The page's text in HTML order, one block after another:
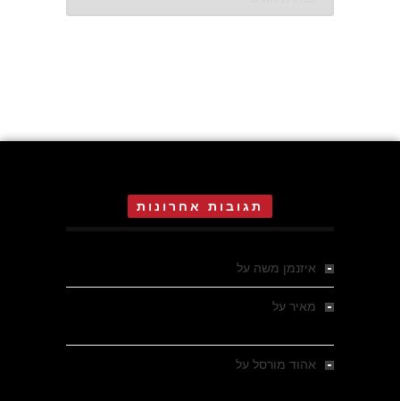
תגובות אחרונות
איזנמן משה על
מאיר על
אהוד מורסל על